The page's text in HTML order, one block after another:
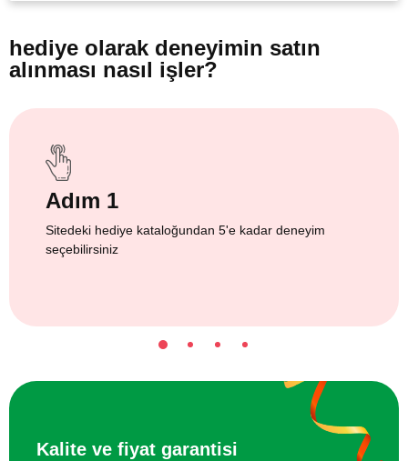
hediye olarak deneyimin satın
alınması nasıl işler?
Adım 1
Sitedeki hediye kataloğundan 5'e kadar deneyim
seçebilirsiniz
Kalite ve fiyat garantisi